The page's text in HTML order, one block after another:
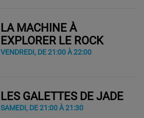
LA MACHINE À
EXPLORER LE ROCK
VENDREDI, DE 21:00 À 22:00
LES GALETTES DE JADE
SAMEDI, DE 21:00 À 21:30